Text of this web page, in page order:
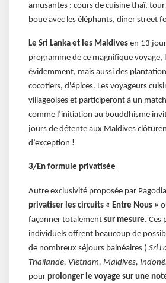
amusantes : cours de cuisine thaï,
boue avec les éléphants, dîner street
Le Sri Lanka et les Maldives en 13
programme de ce magnifique voyage,
évidemment, mais aussi des
cocotiers, d'épices. Les voyageurs
villageoises et participeront à un
comme l’initiation au bouddhisme
jours de détente aux Maldives
d’exception !
3/En formule privatisée
Autre exclusivité proposée par
privatiser les circuits « Entre Nous »
façonner totalement sur mesure. Ces
individuels offrent beaucoup de
de nombreux séjours balnéaires ( Sri
Thaïlande, Vietnam, Maldives,
pour prolonger le voyage sur une